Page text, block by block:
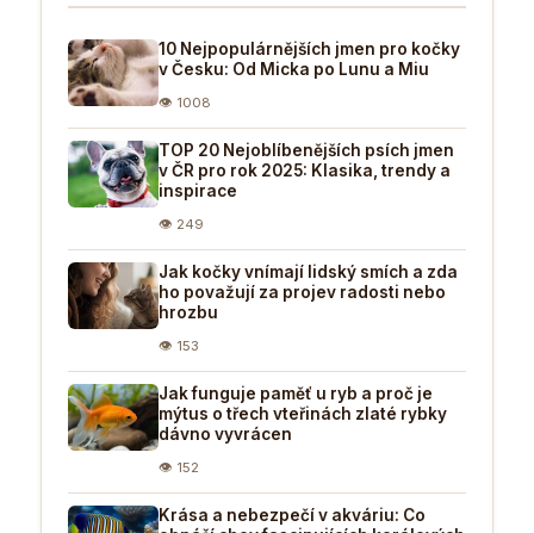
10 Nejpopulárnějších jmen pro kočky
v Česku: Od Micka po Lunu a Miu
👁 1008
TOP 20 Nejoblíbenějších psích jmen
v ČR pro rok 2025: Klasika, trendy a
inspirace
👁 249
Jak kočky vnímají lidský smích a zda
ho považují za projev radosti nebo
hrozbu
👁 153
Jak funguje paměť u ryb a proč je
mýtus o třech vteřinách zlaté rybky
dávno vyvrácen
👁 152
Krása a nebezpečí v akváriu: Co